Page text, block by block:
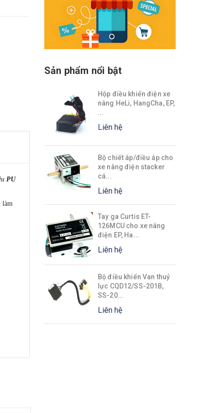
PU
làm
Sản phẩm nổi bật
Hộp điều khiển điện xe
nâng HeLi, HangCha, EP,
...
Liên hệ
Bộ chiết áp/điều áp cho
xe nâng điện stacker
cá...
Liên hệ
Tay ga Curtis ET-
126MCU cho xe nâng
điện EP, Ha...
Liên hệ
Bộ điều khiển Van thuỷ
lực CQD12/SS-201B,
SS-20...
Liên hệ